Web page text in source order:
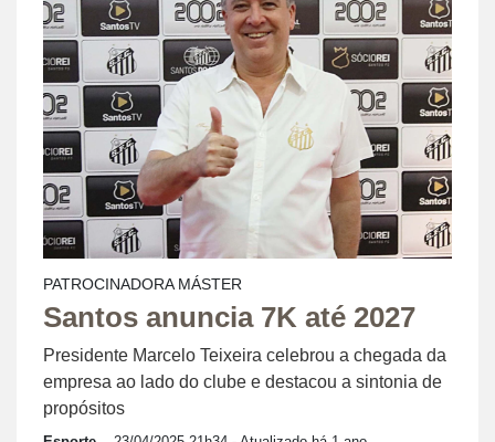
PATROCINADORA MÁSTER
Santos anuncia 7K até 2027
Presidente Marcelo Teixeira celebrou a chegada da
empresa ao lado do clube e destacou a sintonia de
propósitos